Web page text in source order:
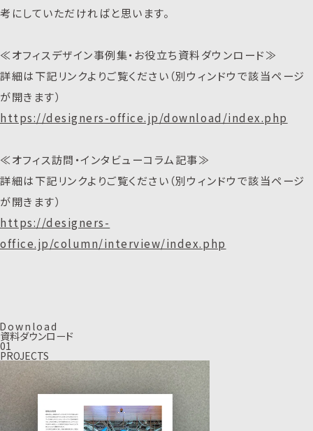
考にしていただければと思います。
≪オフィスデザイン事例集・お役立ち資料ダウンロード≫
詳細は下記リンクよりご覧ください（別ウィンドウで該当ページ
が開きます）
https://designers-office.jp/download/index.php
≪オフィス訪問・インタビューコラム記事≫
詳細は下記リンクよりご覧ください（別ウィンドウで該当ページ
が開きます）
https://designers-
office.jp/column/interview/index.php
Down load
資料ダウンロード
01
PROJECTS